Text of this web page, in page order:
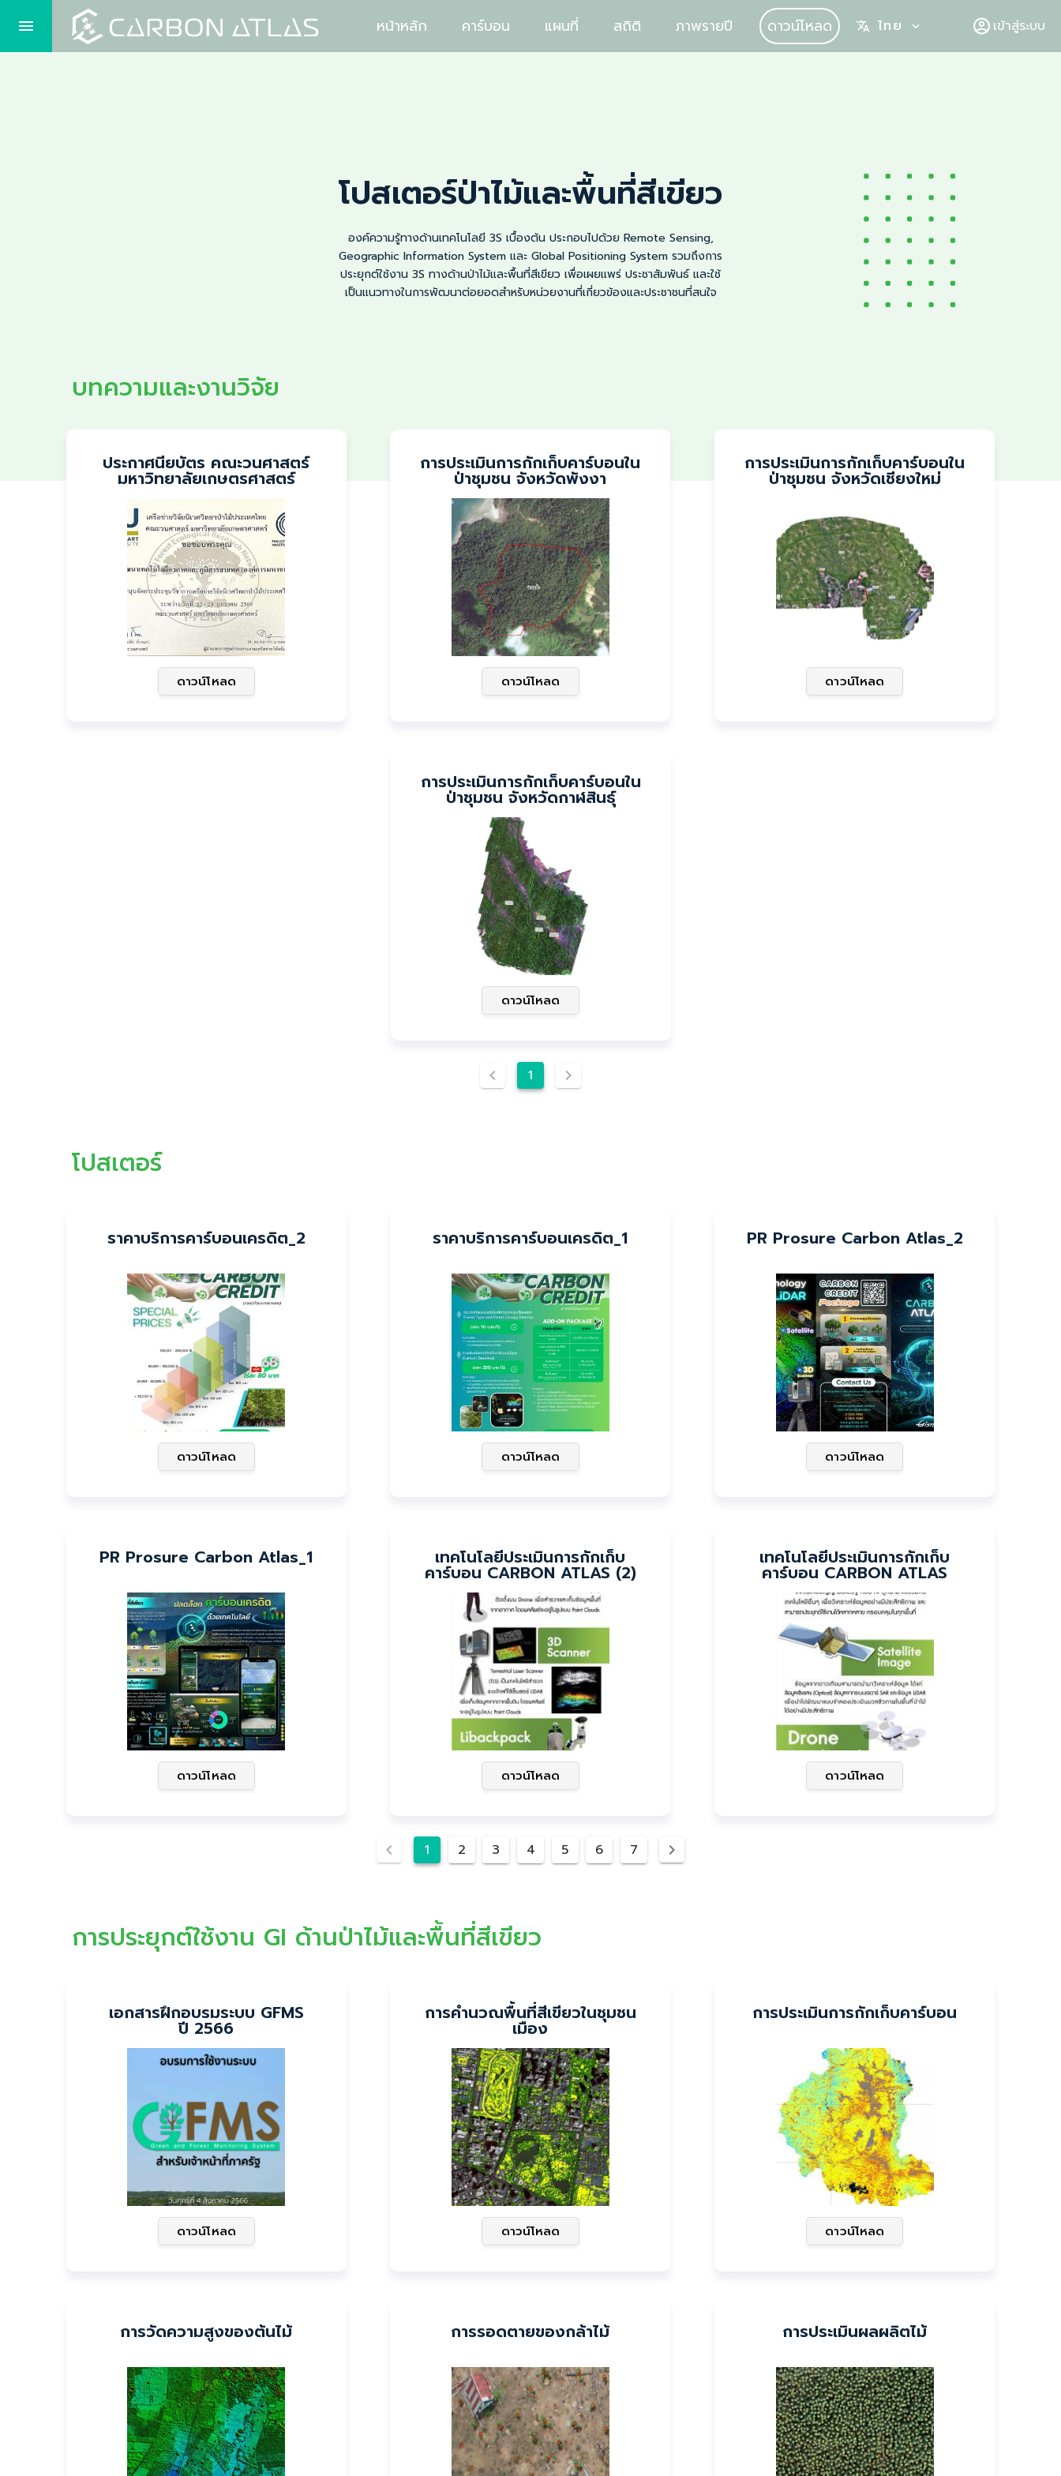
หน้าหลัก คาร์บอน แผนที่ สถิติ ภาพรายปี ดาวน์โหลด ไทย เข้าสู่ระบบ
โปสเตอร์ป่าไม้และพื้นที่สีเขียว
องค์ความรู้ทางด้านเทคโนโลยี 3S เบื้องต้น ประกอบไปด้วย Remote Sensing,
Geographic Information System และ Global Positioning System รวมถึงการ
ประยุกต์ใช้งาน 3S ทางด้านป่าไม้และพื้นที่สีเขียว เพื่อเผยแพร่ ประชาสัมพันธ์ และใช้
เป็นแนวทางในการพัฒนาต่อยอดสำหรับหน่วยงานที่เกี่ยวข้องและประชาชนที่สนใจ
บทความและงานวิจัย
ประกาศนียบัตร คณะวนศาสตร์
มหาวิทยาลัยเกษตรศาสตร์
ดาวน์โหลด
การประเมินการกักเก็บคาร์บอนใน
ป่าชุมชน จังหวัดพังงา
ดาวน์โหลด
การประเมินการกักเก็บคาร์บอนใน
ป่าชุมชน จังหวัดเชียงใหม่
ดาวน์โหลด
การประเมินการกักเก็บคาร์บอนใน
ป่าชุมชน จังหวัดกาฬสินธุ์
ดาวน์โหลด
1
โปสเตอร์
ราคาบริการคาร์บอนเครดิต_2
ดาวน์โหลด
ราคาบริการคาร์บอนเครดิต_1
ดาวน์โหลด
PR Prosure Carbon Atlas_2
ดาวน์โหลด
PR Prosure Carbon Atlas_1
ดาวน์โหลด
เทคโนโลยีประเมินการกักเก็บ
คาร์บอน CARBON ATLAS (2)
ดาวน์โหลด
เทคโนโลยีประเมินการกักเก็บ
คาร์บอน CARBON ATLAS
ดาวน์โหลด
1 2 3 4 5 6 7
การประยุกต์ใช้งาน GI ด้านป่าไม้และพื้นที่สีเขียว
เอกสารฝึกอบรมระบบ GFMS
ปี 2566
ดาวน์โหลด
การคำนวณพื้นที่สีเขียวในชุมชน
เมือง
ดาวน์โหลด
การประเมินการกักเก็บคาร์บอน
ดาวน์โหลด
การวัดความสูงของต้นไม้ การรอดตายของกล้าไม้ การประเมินผลผลิตไม้